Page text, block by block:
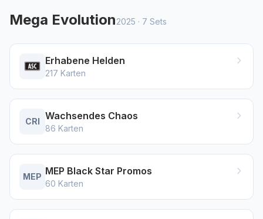
Mega Evolution2025 · 7 Sets
Erhabene Helden
217 Karten
CRI Wachsendes Chaos
86 Karten
MEP MEP Black Star Promos
60 Karten